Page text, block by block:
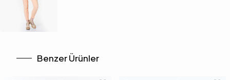
Benzer Ürünler